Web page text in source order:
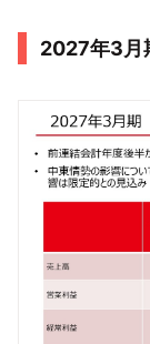
2027年3月